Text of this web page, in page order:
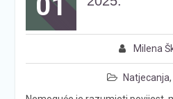
Milena
Natjecanja,